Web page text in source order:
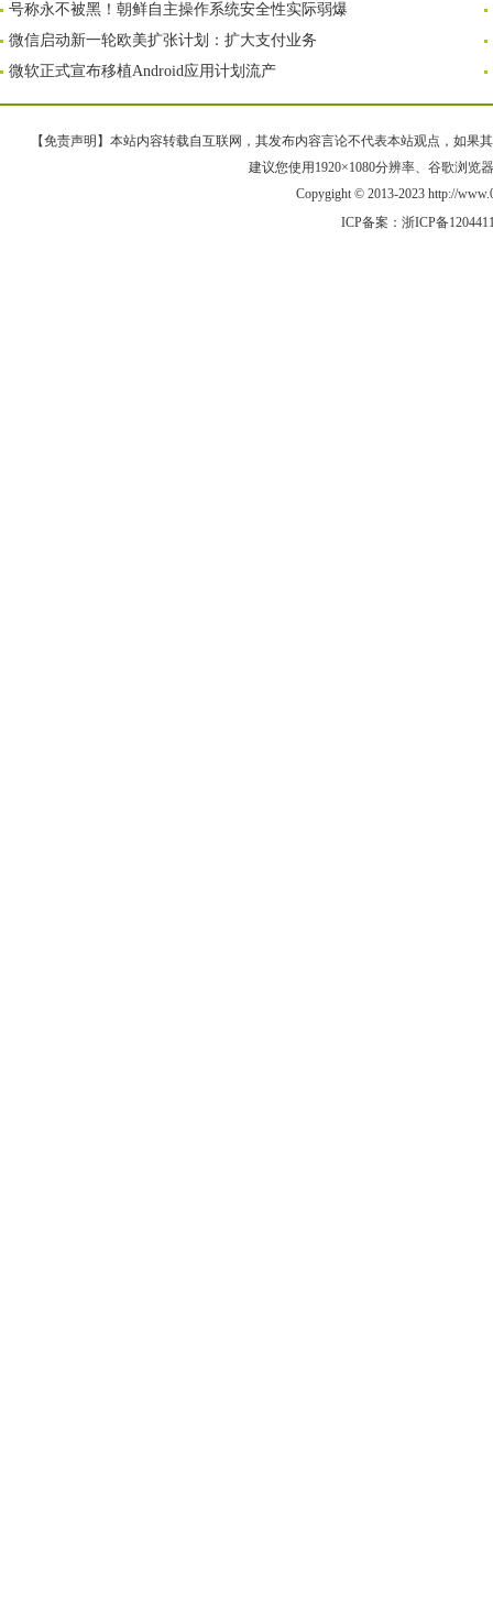
号称永不被黑！朝鲜自主操作系统安全性实际弱爆
微信启动新一轮欧美扩张计划：扩大支付业务
微软正式宣布移植Android应用计划流产
【免责声明】本站内容转载自互联网，其发布内容言论不代表本站观点，如果
建议您使用1920×1080分辨率、谷歌浏览
Copygight © 2013-2023 http://
ICP备案： 浙ICP备